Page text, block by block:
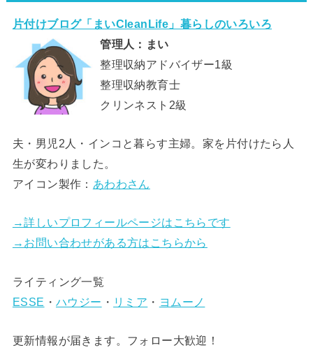
片付けブログ「まいCleanLife」暮らしのいろいろ
管理人：まい
整理収納アドバイザー1級
整理収納教育士
クリンネスト2級
夫・男児2人・インコと暮らす主婦。家を片付けたら人
生が変わりました。
アイコン製作： あわわさん
→詳しいプロフィールページはこちらです
→お問い合わせがある方はこちらから
ライティング一覧
ESSE ・ ハウジー ・ リミア ・ ヨムーノ
更新情報が届きます。フォロー大歓迎！